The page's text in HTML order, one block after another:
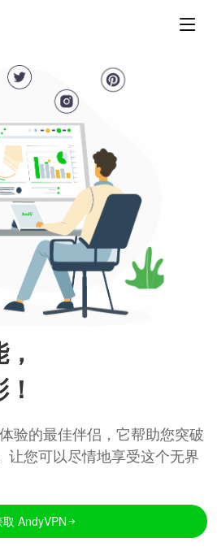
验的最佳伴侣，它帮助您突破
让您可以尽情地享受这个无界
取 AndyVPN